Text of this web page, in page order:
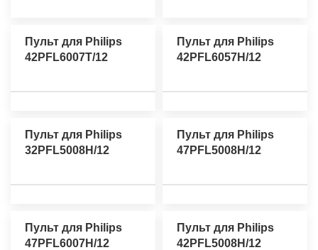
Пульт для Philips
42PFL6007T/12
Пульт для Philips
42PFL6057H/12
Пульт для Philips
32PFL5008H/12
Пульт для Philips
47PFL5008H/12
Пульт для Philips
47PFL6007H/12
Пульт для Philips
42PFL5008H/12